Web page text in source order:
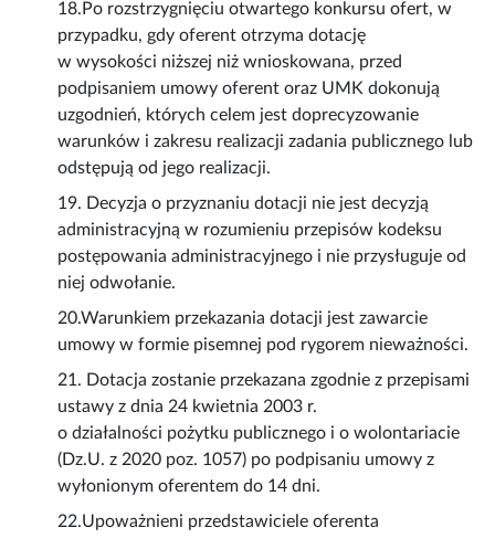
18.Po rozstrzygnięciu otwartego konkursu ofert, w
przypadku, gdy oferent otrzyma dotację
w wysokości niższej niż wnioskowana, przed
podpisaniem umowy oferent oraz UMK dokonują
uzgodnień, których celem jest doprecyzowanie
warunków i zakresu realizacji zadania publicznego lub
odstępują od jego realizacji.
19. Decyzja o przyznaniu dotacji nie jest decyzją
administracyjną w rozumieniu przepisów kodeksu
postępowania administracyjnego i nie przysługuje od
niej odwołanie.
20.Warunkiem przekazania dotacji jest zawarcie
umowy w formie pisemnej pod rygorem nieważności.
21. Dotacja zostanie przekazana zgodnie z przepisami
ustawy z dnia 24 kwietnia 2003 r.
o działalności pożytku publicznego i o wolontariacie
(Dz.U. z 2020 poz. 1057) po podpisaniu umowy z
wyłonionym oferentem do 14 dni.
22.Upoważnieni przedstawiciele oferenta